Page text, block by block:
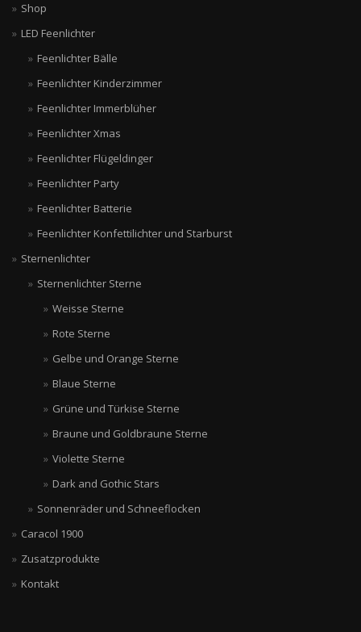
Shop
LED Feenlichter
Feenlichter Bälle
Feenlichter Kinderzimmer
Feenlichter Immerblüher
Feenlichter Xmas
Feenlichter Flügeldinger
Feenlichter Party
Feenlichter Batterie
Feenlichter Konfettilichter und Starburst
Sternenlichter
Sternenlichter Sterne
Weisse Sterne
Rote Sterne
Gelbe und Orange Sterne
Blaue Sterne
Grüne und Türkise Sterne
Braune und Goldbraune Sterne
Violette Sterne
Dark and Gothic Stars
Sonnenräder und Schneeflocken
Caracol 1900
Zusatzprodukte
Kontakt